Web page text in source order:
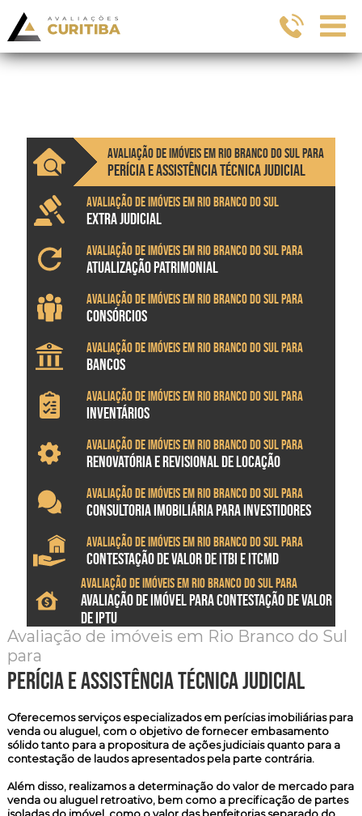
Avaliação de imóveis em Rio Branco do Sul para
PERÍCIA E ASSISTÊNCIA TÉCNICA JUDICIAL
Avaliação de imóveis em Rio Branco do Sul
EXTRA JUDICIAL
Avaliação de imóveis em Rio Branco do Sul para
ATUALIZAÇÃO PATRIMONIAL
Avaliação de imóveis em Rio Branco do Sul para
CONSÓRCIOS
Avaliação de imóveis em Rio Branco do Sul para
BANCOS
Avaliação de imóveis em Rio Branco do Sul para
INVENTÁRIOS
Avaliação de imóveis em Rio Branco do Sul para
RENOVATÓRIA E REVISIONAL DE LOCAÇÃO
Avaliação de imóveis em Rio Branco do Sul para
CONSULTORIA IMOBILIÁRIA PARA INVESTIDORES
Avaliação de imóveis em Rio Branco do Sul para
CONTESTAÇÃO DE VALOR DE ITBI E ITCMD
Avaliação de imóveis em Rio Branco do Sul para
AVALIAÇÃO DE IMÓVEL PARA CONTESTAÇÃO DE VALOR
DE IPTU
Avaliação de imóveis em Rio Branco do Sul
para
perícia e assistência técnica judicial
Oferecemos serviços especializados em perícias imobiliárias para
venda ou aluguel, com o objetivo de fornecer embasamento
sólido tanto para a propositura de ações judiciais quanto para a
contestação de laudos apresentados pela parte contrária.
Além disso, realizamos a determinação do valor de mercado para
venda ou aluguel retroativo, bem como a precificação de partes